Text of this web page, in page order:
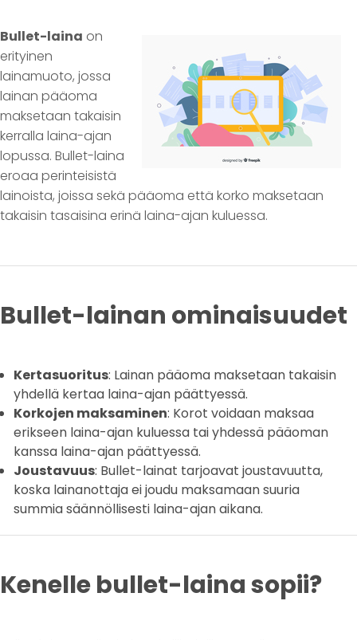
Bullet-laina on
erityinen
lainamuoto, jossa
lainan pääoma
maksetaan takaisin
kerralla laina-ajan
lopussa. Bullet-laina
eroaa perinteisistä
lainoista, joissa sekä pääoma että korko maksetaan
takaisin tasaisina erinä laina-ajan kuluessa.
Bullet-lainan ominaisuudet
Kertasuoritus: Lainan pääoma maksetaan takaisin
yhdellä kertaa laina-ajan päättyessä.
Korkojen maksaminen: Korot voidaan maksaa
erikseen laina-ajan kuluessa tai yhdessä pääoman
kanssa laina-ajan päättyessä.
Joustavuus: Bullet-lainat tarjoavat joustavuutta,
koska lainanottaja ei joudu maksamaan suuria
summia säännöllisesti laina-ajan aikana.
Kenelle bullet-laina sopii?